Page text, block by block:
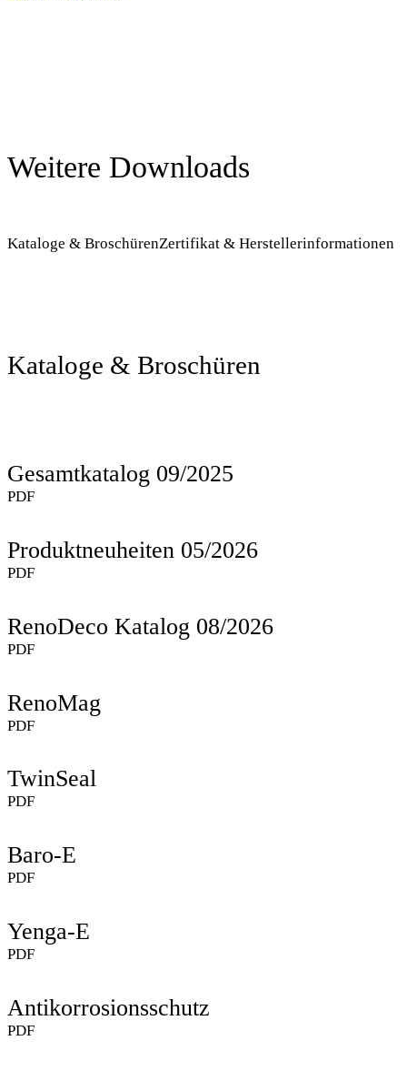
Weitere Downloads
Kataloge & BroschürenZertifikat & Herstellerinformationen
Kataloge & Broschüren
Gesamtkatalog 09/2025
PDF
Produktneuheiten 05/2026
PDF
RenoDeco Katalog 08/2026
PDF
RenoMag
PDF
TwinSeal
PDF
Baro-E
PDF
Yenga-E
PDF
Antikorrosionsschutz
PDF